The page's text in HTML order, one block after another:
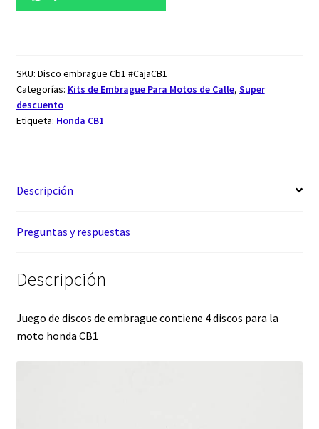
SKU: Disco embrague Cb1 #CajaCB1
Categorías: Kits de Embrague Para Motos de Calle, Super
descuento
Etiqueta: Honda CB1
Descripción
Preguntas y respuestas
Descripción
Juego de discos de embrague contiene 4 discos para la
moto honda CB1